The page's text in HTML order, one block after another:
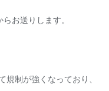
お送りします。
制が強くなっており、